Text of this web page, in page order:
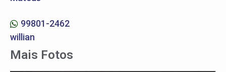
99801-2462
willian
Mais Fotos